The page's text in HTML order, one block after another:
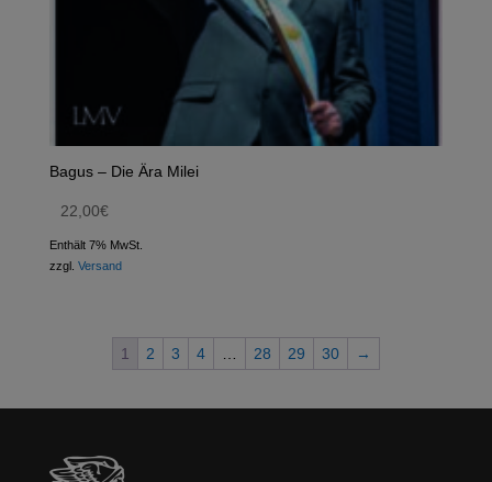
Bagus – Die Ära Milei
22,00€
Enthält 7% MwSt.
zzgl. Versand
1 2 3 4 … 28 29 30 →